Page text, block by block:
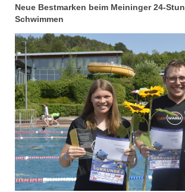
e24h – Software
Kontakt
Neue Bestmarken beim Meininger 24-
Schwimmen